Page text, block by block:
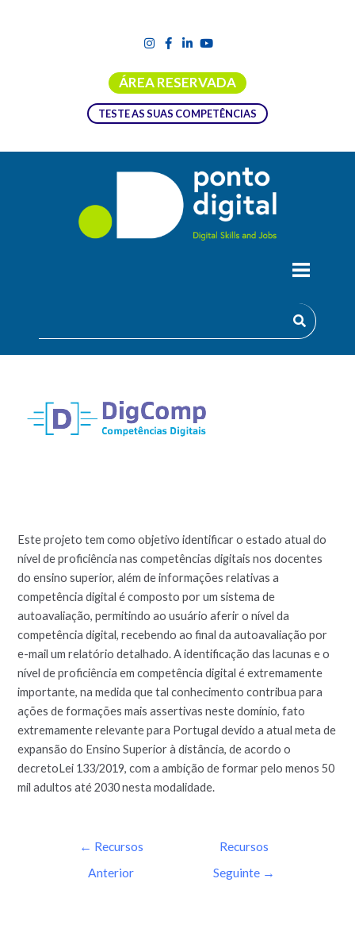
ÁREA RESERVADA
TESTE AS SUAS COMPETÊNCIAS
FERRAMENTA DIGCOMPTEST.EU
Este projeto tem como objetivo identificar o estado atual do
nível de proficiência nas competências digitais nos docentes
do ensino superior, além de informações relativas a
competência digital é composto por um sistema de
autoavaliação, permitindo ao usuário aferir o nível da
competência digital, recebendo ao final da autoavaliação por
e-mail um relatório detalhado. A identificação das lacunas e o
nível de proficiência em competência digital é extremamente
importante, na medida que tal conhecimento contribua para
ações de formações mais assertivas neste domínio, fato
extremamente relevante para Portugal devido a atual meta de
expansão do Ensino Superior à distância, de acordo o
decretoLei 133/2019, com a ambição de formar pelo menos 50
mil adultos até 2030 nesta modalidade.
← Recursos
Anterior
Recursos
Seguinte →